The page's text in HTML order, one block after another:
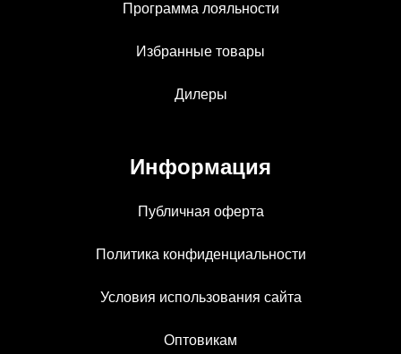
Программа лояльности
Избранные товары
Дилеры
Информация
Публичная оферта
Политика конфиденциальности
Условия использования сайта
Оптовикам